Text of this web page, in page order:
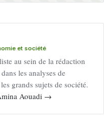
et société
au sein de la rédaction
les analyses de
grands sujets de société.
Aouadi →